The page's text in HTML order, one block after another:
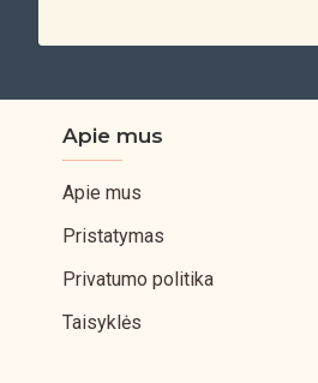
Apie mus
Apie mus
Pristatymas
Privatumo politika
Taisyklės